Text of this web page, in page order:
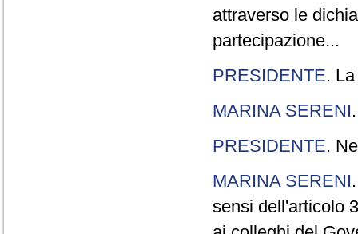
attraverso le
partecipazione...
PRESIDENTE.
MARINA SERENI
PRESIDENTE.
MARINA SERENI
sensi dell'articolo